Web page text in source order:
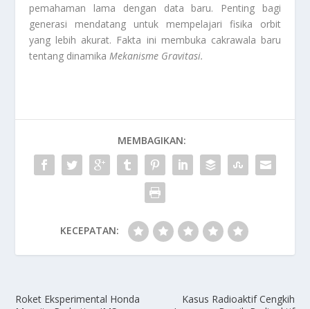
pemahaman lama dengan data baru. Penting bagi
generasi mendatang untuk mempelajari fisika orbit
yang lebih akurat. Fakta ini membuka cakrawala baru
tentang dinamikaMekanisme Gravitasi.
MEMBAGIKAN:
KECEPATAN:
Roket Eksperimental Honda
Kasus Radioaktif Cengkih